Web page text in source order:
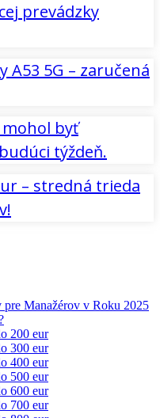
prevádzky
A53 5G – zaručená
mohol byť
týždeň.
– stredná trieda
pre Manažérov v Roku 2025
200 eur
300 eur
400 eur
500 eur
600 eur
700 eur